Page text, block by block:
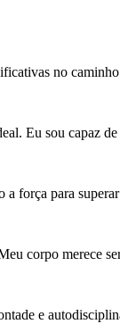
no
Eu sou capaz
força para
corpo merece
e